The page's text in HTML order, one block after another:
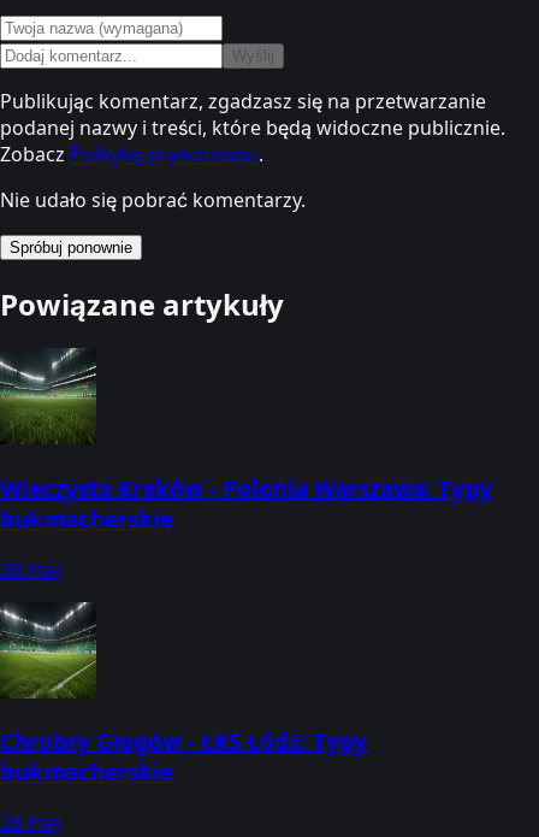
Wyślij
Publikując komentarz, zgadzasz się na przetwarzanie
podanej nazwy i treści, które będą widoczne publicznie.
Zobacz Politykę prywatności.
Nie udało się pobrać komentarzy.
Spróbuj ponownie
Powiązane artykuły
Wieczysta Kraków - Polonia Warszawa: Typy
bukmacherskie
28 maj
Chrobry Głogów - ŁKS Łódź: Typy
bukmacherskie
28 maj